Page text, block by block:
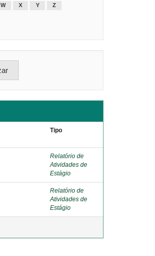
W X Y Z
Tipo
Relatório de
Atividades de
Estágio
Relatório de
Atividades de
Estágio